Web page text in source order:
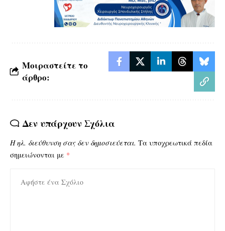
Μοιραστείτε το
άρθρο:
Δεν υπάρχουν Σχόλια
Η ηλ. διεύθυνση σας δεν δημοσιεύεται. Τα υποχρεωτικά πεδία
σημειώνονται με *